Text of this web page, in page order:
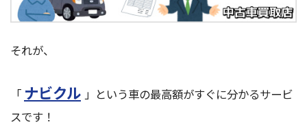
それが、
「 ナビクル 」という車の最高額がすぐに分かるサービ
スです！